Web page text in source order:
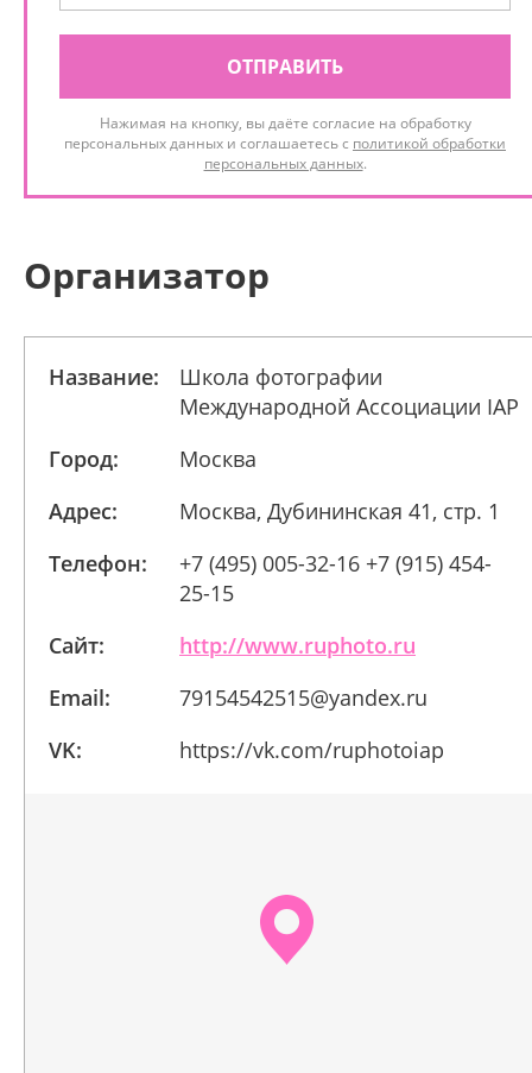
ОТПРАВИТЬ
Нажимая на кнопку, вы даёте согласие на обработку
персональных данных и соглашаетесь с политикой обработки
персональных данных.
Организатор
Название:
Школа фотографии
Международной Ассоциации IAP
Город:
Москва
Адрес:
Москва, Дубининская 41, стр. 1
Телефон:
+7 (495) 005-32-16 +7 (915) 454-
25-15
Сайт:
http://www.ruphoto.ru
Email:
79154542515@yandex.ru
VK:
https://vk.com/ruphotoiap